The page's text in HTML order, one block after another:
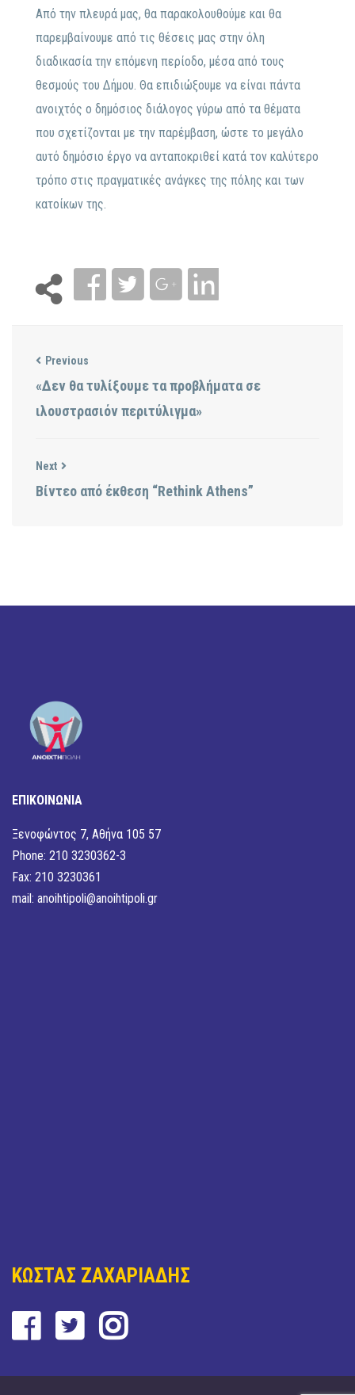
Από την πλευρά μας, θα παρακολουθούμε και θα
παρεμβαίνουμε από τις θέσεις μας στην όλη
διαδικασία την επόμενη περίοδο, μέσα από τους
θεσμούς του Δήμου. Θα επιδιώξουμε να είναι πάντα
ανοιχτός ο δημόσιος διάλογος γύρω από τα θέματα
που σχετίζονται με την παρέμβαση, ώστε το μεγάλο
αυτό δημόσιο έργο να ανταποκριθεί κατά τον καλύτερο
τρόπο στις πραγματικές ανάγκες της πόλης και των
κατοίκων της.
Previous
«Δεν θα τυλίξουμε τα προβλήματα σε
ιλουστρασιόν περιτύλιγμα»
Next
Βίντεο από έκθεση “Rethink Athens”
ΕΠΙΚΟΙΝΩΝΙΑ
Ξενοφώντος 7, Αθήνα 105 57
Phone: 210 3230362-3
Fax: 210 3230361
mail: anoihtipoli@anoihtipoli.gr
ΚΩΣΤΑΣ ΖΑΧΑΡΙΑΔΗΣ